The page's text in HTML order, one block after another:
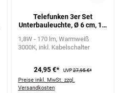
Telefunken 3er Set
Unterbauleuchte, Ø 6 cm, 1,8
1,8W - 170 lm Warmweiß
3000K inkl. Kabelschalter
24,95 €* UVP27,95 €*
Preise inkl. MwSt. zzgl.
Versandkosten